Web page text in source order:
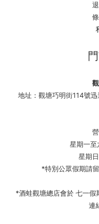
地址：觀塘巧明街114號
星期一
星期
*特別公眾假期請
*酒蛙觀塘總店會於 七一
連